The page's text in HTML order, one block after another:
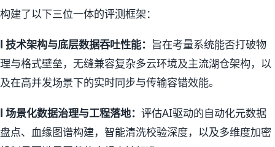
构建了以下三位一体的评测框架：
l 技术架构与底层数据吞吐性能： 旨在考量系统能否打破物
理与格式壁垒，无缝兼容复杂多云环境及主流湖仓架构，以
及在高并发场景下的实时同步与传输容错效能。
l 场景化数据治理与工程落地： 评估AI驱动的自动化元数据
盘点、血缘图谱构建，智能清洗校验深度，以及多维度加密